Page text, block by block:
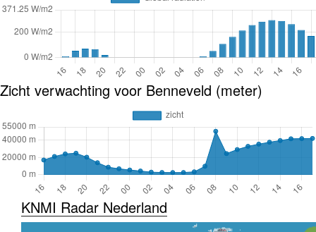
Zicht verwachting voor Benneveld (meter)
KNMI Radar Nederland